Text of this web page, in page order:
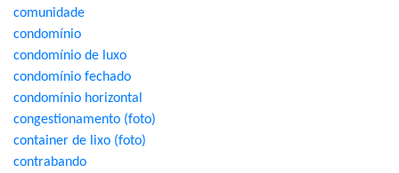
comunidade
condomínio
condomínio de luxo
condomínio fechado
condomínio horizontal
congestionamento (foto)
container de lixo (foto)
contrabando